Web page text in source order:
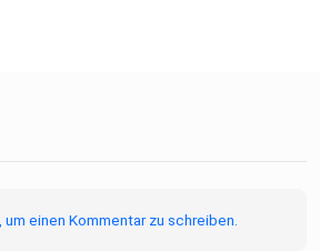
um einen Kommentar zu schreiben.